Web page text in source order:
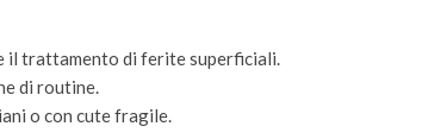
il trattamento di ferite superficiali.
di routine.
o con cute fragile.